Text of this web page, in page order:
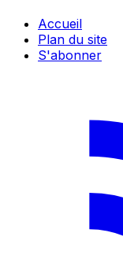
Accueil
Plan du site
S'abonner